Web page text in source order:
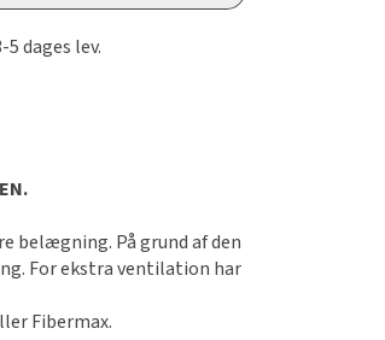
dages lev.
belægning. På grund af den
For ekstra ventilation har
Fibermax.